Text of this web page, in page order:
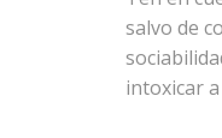
salvo de
intoxicar